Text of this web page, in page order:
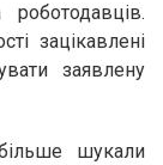
зацікавлені
заявлену
шукали